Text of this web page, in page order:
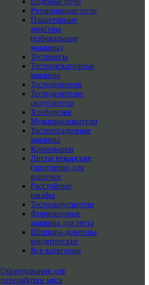
Ротационные печи
Планетарные
миксеры
(взбивальные
машины)
Тестомесы
Тестораскаточные
машины
Тестоделители
Тестоделители-
округлители
Хлеборезки
Мукопросеиватели
Тестоотсадочные
машины
Кремоварки
Листы пекарские
(противни) для
выпечки
Расстойные
шкафы
Тестоокруглители
Формовочные
машины для теста
Шприцы-дозаторы
кондитерские
Все категории
Оборудование для
переработки мяса